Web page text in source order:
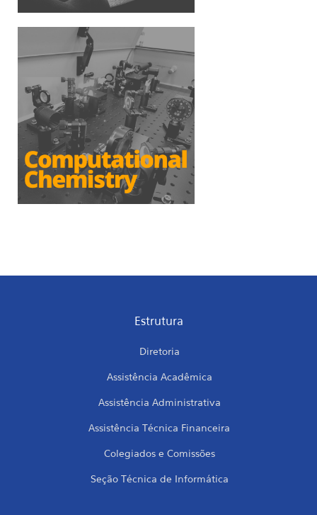
Estrutura
Diretoria
Assistência Acadêmica
Assistência Administrativa
Assistência Técnica Financeira
Colegiados e Comissões
Seção Técnica de Informática